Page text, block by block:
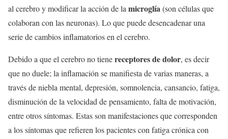
al cerebro y modificar la acción de la microglía(son células que
colaboran con las neuronas). Lo que puede desencadenar una
serie de cambios inflamatorios en el cerebro.
Debido a que el cerebro no tienereceptores de dolor, es decir
que no duele; la inflamación se manifiesta de varias maneras, a
través de niebla mental, depresión, somnolencia, cansancio, fatiga,
disminución de la velocidad de pensamiento, falta de motivación,
entre otros síntomas. Estas son manifestaciones que corresponden
a los síntomas que refieren los pacientes con fatiga crónica con